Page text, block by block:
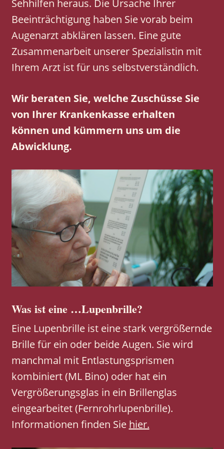
Sehhilfen heraus. Die Ursache Ihrer
Beeinträchtigung haben Sie vorab beim
Augenarzt abklären lassen. Eine gute
Zusammenarbeit unserer Spezialistin mit
Ihrem Arzt ist für uns selbstverständlich.
Wir beraten Sie, welche Zuschüsse Sie
von Ihrer Krankenkasse erhalten
können und kümmern uns um die
Abwicklung.
Was ist eine …Lupenbrille?
Eine Lupenbrille ist eine stark vergrößernde
Brille für ein oder beide Augen. Sie wird
manchmal mit Entlastungsprismen
kombiniert (ML Bino) oder hat ein
Vergrößerungsglas in ein Brillenglas
eingearbeitet (Fernrohrlupenbrille).
Informationen finden Sie hier.